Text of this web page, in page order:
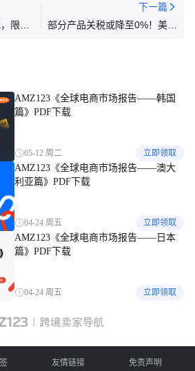
限75
下一篇
部分产品关税或降至0%！美国
AMZ123《全球电商市场报告——韩国
篇》PDF下载
05-12 周二 立即领取
AMZ123《全球电商市场报告——澳大
利亚篇》PDF下载
04-24 周五 立即领取
AMZ123《全球电商市场报告——日本
篇》PDF下载
04-24 周五 立即领取
友情链接 免责声明